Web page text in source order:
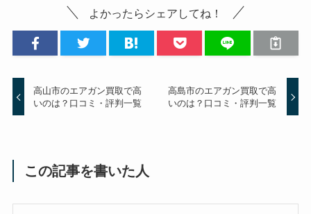
よかったらシェアしてね！
高山市のエアガン買取で高
いのは？口コミ・評判一覧
高島市のエアガン買取で高
いのは？口コミ・評判一覧
この記事を書いた人